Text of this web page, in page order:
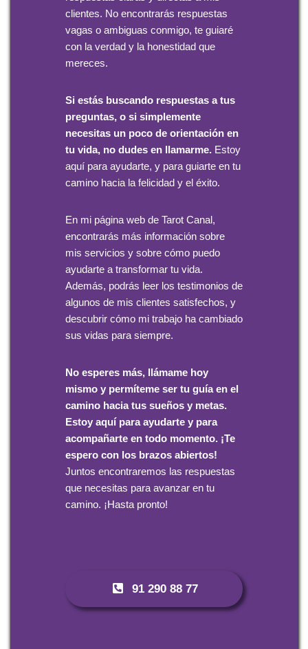
clientes. No encontrarás respuestas
vagas o ambiguas conmigo, te guiaré
con la verdad y la honestidad que
mereces.
Si estás buscando respuestas a tus
preguntas, o si simplemente
necesitas un poco de orientación en
tu vida, no dudes en llamarme. Estoy
aquí para ayudarte, y para guiarte en tu
camino hacia la felicidad y el éxito.
En mi página web de Tarot Canal,
encontrarás más información sobre
mis servicios y sobre cómo puedo
ayudarte a transformar tu vida.
Además, podrás leer los testimonios de
algunos de mis clientes satisfechos, y
descubrir cómo mi trabajo ha cambiado
sus vidas para siempre.
No esperes más, llámame hoy
mismo y permíteme ser tu guía en el
camino hacia tus sueños y metas.
Estoy aquí para ayudarte y para
acompañarte en todo momento. ¡Te
espero con los brazos abiertos!
Juntos encontraremos las respuestas
que necesitas para avanzar en tu
camino. ¡Hasta pronto!
91 290 88 77